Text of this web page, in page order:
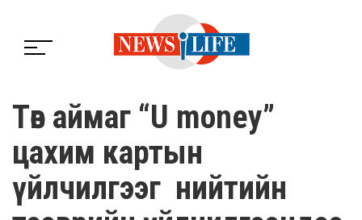
Төв аймаг “U money”
цахим картын
үйлчилгээг нийтийн